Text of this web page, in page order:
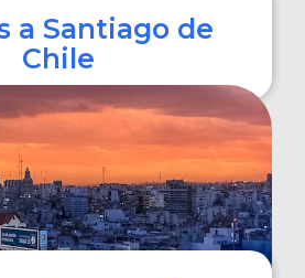
a Santiago de
Chile